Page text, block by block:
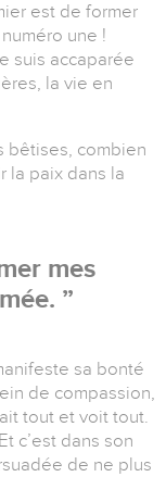
est de former
une !
suis accaparée
la vie en
bêtises, combien
la paix dans la
mes
sa bonté
de compassion,
tout et voit tout.
c’est dans son
de ne plus